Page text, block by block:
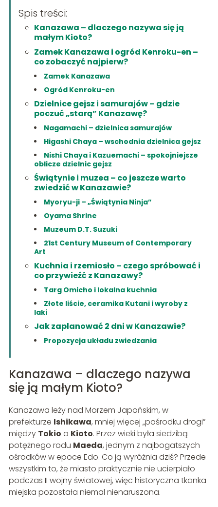
Spis treści:
Kanazawa – dlaczego nazywa się ją
małym Kioto?
Zamek Kanazawa i ogród Kenroku-en –
co zobaczyć najpierw?
Zamek Kanazawa
Ogród Kenroku-en
Dzielnice gejsz i samurajów – gdzie
poczuć „starą” Kanazawę?
Nagamachi – dzielnica samurajów
Higashi Chaya – wschodnia dzielnica gejsz
Nishi Chaya i Kazuemachi – spokojniejsze
oblicze dzielnic gejsz
Świątynie i muzea – co jeszcze warto
zwiedzić w Kanazawie?
Myoryu-ji – „Świątynia Ninja”
Oyama Shrine
Muzeum D.T. Suzuki
21st Century Museum of Contemporary
Art
Kuchnia i rzemiosło – czego spróbować i
co przywieźć z Kanazawy?
Targ Omicho i lokalna kuchnia
Złote liście, ceramika Kutani i wyroby z
laki
Jak zaplanować 2 dni w Kanazawie?
Propozycja układu zwiedzania
Kanazawa – dlaczego nazywa
się ją małym Kioto?
Kanazawa leży nad Morzem Japońskim, w
prefekturze Ishikawa, mniej więcej „pośrodku drogi”
między Tokio a Kioto. Przez wieki była siedzibą
potężnego rodu Maeda, jednym z najbogatszych
ośrodków w epoce Edo. Co ją wyróżnia dziś? Przede
wszystkim to, że miasto praktycznie nie ucierpiało
podczas II wojny światowej, więc historyczna tkanka
miejska pozostała niemal nienaruszona.